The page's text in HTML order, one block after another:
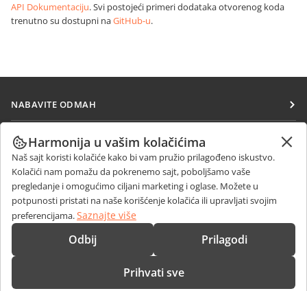
API Dokumentaciju. Svi postojeći primeri dodataka otvorenog koda
trenutno su dostupni naGitHub-u.
NABAVITE ODMAH
Docs
DocSpace
Workspace
Konektori
Desktop aplikacije
Mobilne aplikacije
SARAĐUJTE
Za doprinosioce
Za prevodioce
Za influensere
Slobodna radna mesta
PRIMAJTE VESTI
Blog
DOBIJTE POMOĆ
Forum
KONTAKTIRAJTE NAS
Pitanja o prodaji
sales@onlyoffice.com
Harmonija u vašim kolačićima
Naš sajt koristi kolačiće kako bi vam pružio prilagođeno iskustvo.
Kolačići nam pomažu da pokrenemo sajt, poboljšamo vaše
pregledanje i omogućimo ciljani marketing i oglase. Možete u
potpunosti pristati na naše korišćenje kolačića ili upravljati svojim
preferencijama.Saznajte više
Odbij Prilagodi
Prihvati sve